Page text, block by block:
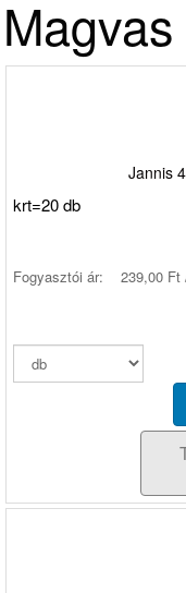
Jannis
krt=20 db
Fogyasztói ár: 239,00 Ft